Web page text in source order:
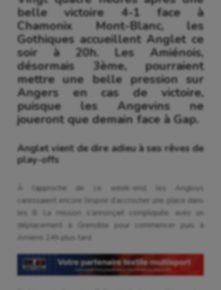
belle victoire 4-1 face à
Chamonix Mont-Blanc, les
Gothiques accueillent Anglet ce
soir à 20h. Les Amiénois,
désormais 3ème, pourraient
mettre une belle pression sur
Angers en cas de victoire,
puisque les Angevins ne
joueront que demain face à Gap.
Anglet vient de dire adieu à ses rêves de
play-offs
À l’approche de ce week-end, les Angloys
caressaient encore l’espoir d’accrocher une place dans
les 8. La mission s’annonçait compliquée, avec un
déplacement à Grenoble pour commencer puis à
Amiens 24h plus tard.